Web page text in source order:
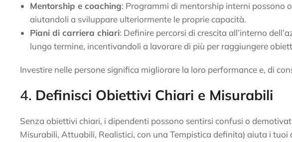
Mentorship e coaching: Programmi di mentorship interni possono
aiutandoli a sviluppare ulteriormente le proprie capacità.
Piani di carriera chiari: Definire percorsi di crescita all’interno
lungo termine, incentivandoli a lavorare di più per raggiungere
Investire nelle persone significa migliorare la loro performance e, di
4. Definisci Obiettivi Chiari e Misurabili
Senza obiettivi chiari, i dipendenti possono sentirsi confusi o
Misurabili, Attuabili, Realistici, con una Tempistica definita) aiuta i tuoi